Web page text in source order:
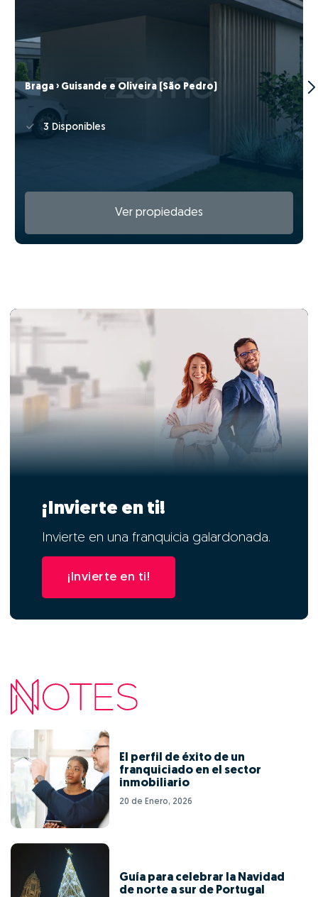
Braga › Guisande e Oliveira (São Pedro)
3 Disponibles
Ver propiedades
¡Invierte en ti!
Invierte en una franquicia galardonada.
¡Invierte en ti!
El perfil de éxito de un
franquiciado en el sector
inmobiliario
20 de Enero, 2026
Guía para celebrar la Navidad
de norte a sur de Portugal